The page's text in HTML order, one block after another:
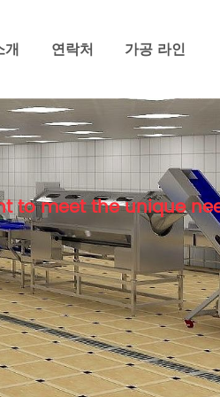
개 연락처 가공 라인
to meet the unique